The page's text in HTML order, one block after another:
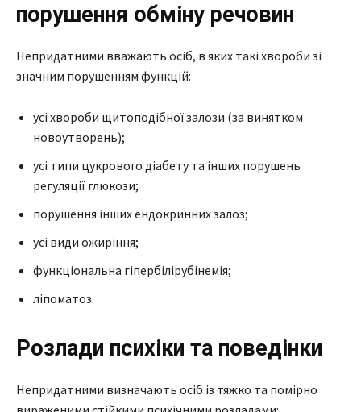
порушення обміну речовин
Непридатними вважають осіб, в яких такі хвороби зі
значним порушенням функцій:
усі хвороби щитоподібної залози (за винятком
новоутворень);
усі типи цукрового діабету та інших порушень
регуляції глюкози;
порушення інших ендокринних залоз;
усі види ожиріння;
функціональна гіпербілірубінемія;
ліпоматоз.
Розлади психіки та поведінки
Непридатними визначають осіб із тяжко та помірно